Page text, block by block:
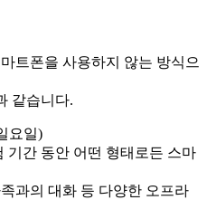
트폰을 사용하지 않는 방식으
같습니다.
요일)
기간 동안 어떤 형태로든 스마
과의 대화 등 다양한 오프라